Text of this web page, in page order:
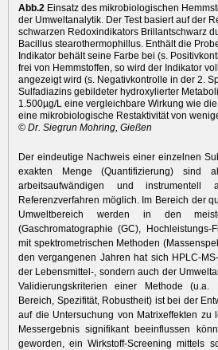
Abb.2 Einsatz des mikrobiologischen
der Umweltanalytik. Der Test basiert auf der
schwarzen Redoxindikators Brillantschwarz
Bacillus stearothermophillus. Enthält die
Indikator behält seine Farbe bei (s.
frei von Hemmstoffen, so wird der Indikator
angezeigt wird (s. Negativ­kontrolle in der 2.
Sulfadiazins gebildeter hydroxylierter
1.500µg/L eine vergleichbare Wirkung wie
eine mikrobiologische Restaktivität von
© Dr. Siegrun Mohring, Gießen
Der eindeutige Nachweis einer einzelnen
exakten Menge (Quantifizierung) sind
arbeitsaufwändigen und instrumentell
Referenzverfahren möglich. Im Bereich der
Umweltbereich werden in den
(Gaschromatographie (GC), Hochleistungs-
mit spektrometrischen Methoden
den vergangenen Jahren hat sich HPLC-
der Lebensmittel-, sondern auch der
Validierungskriterien einer Methode (u.a.
Bereich, Spezifität, Robustheit) ist bei der
auf die Untersuchung von ­Matrixeffekten zu
Messergebnis signifikant beeinflussen
geworden, ein Wirkstoff-Screening mittels